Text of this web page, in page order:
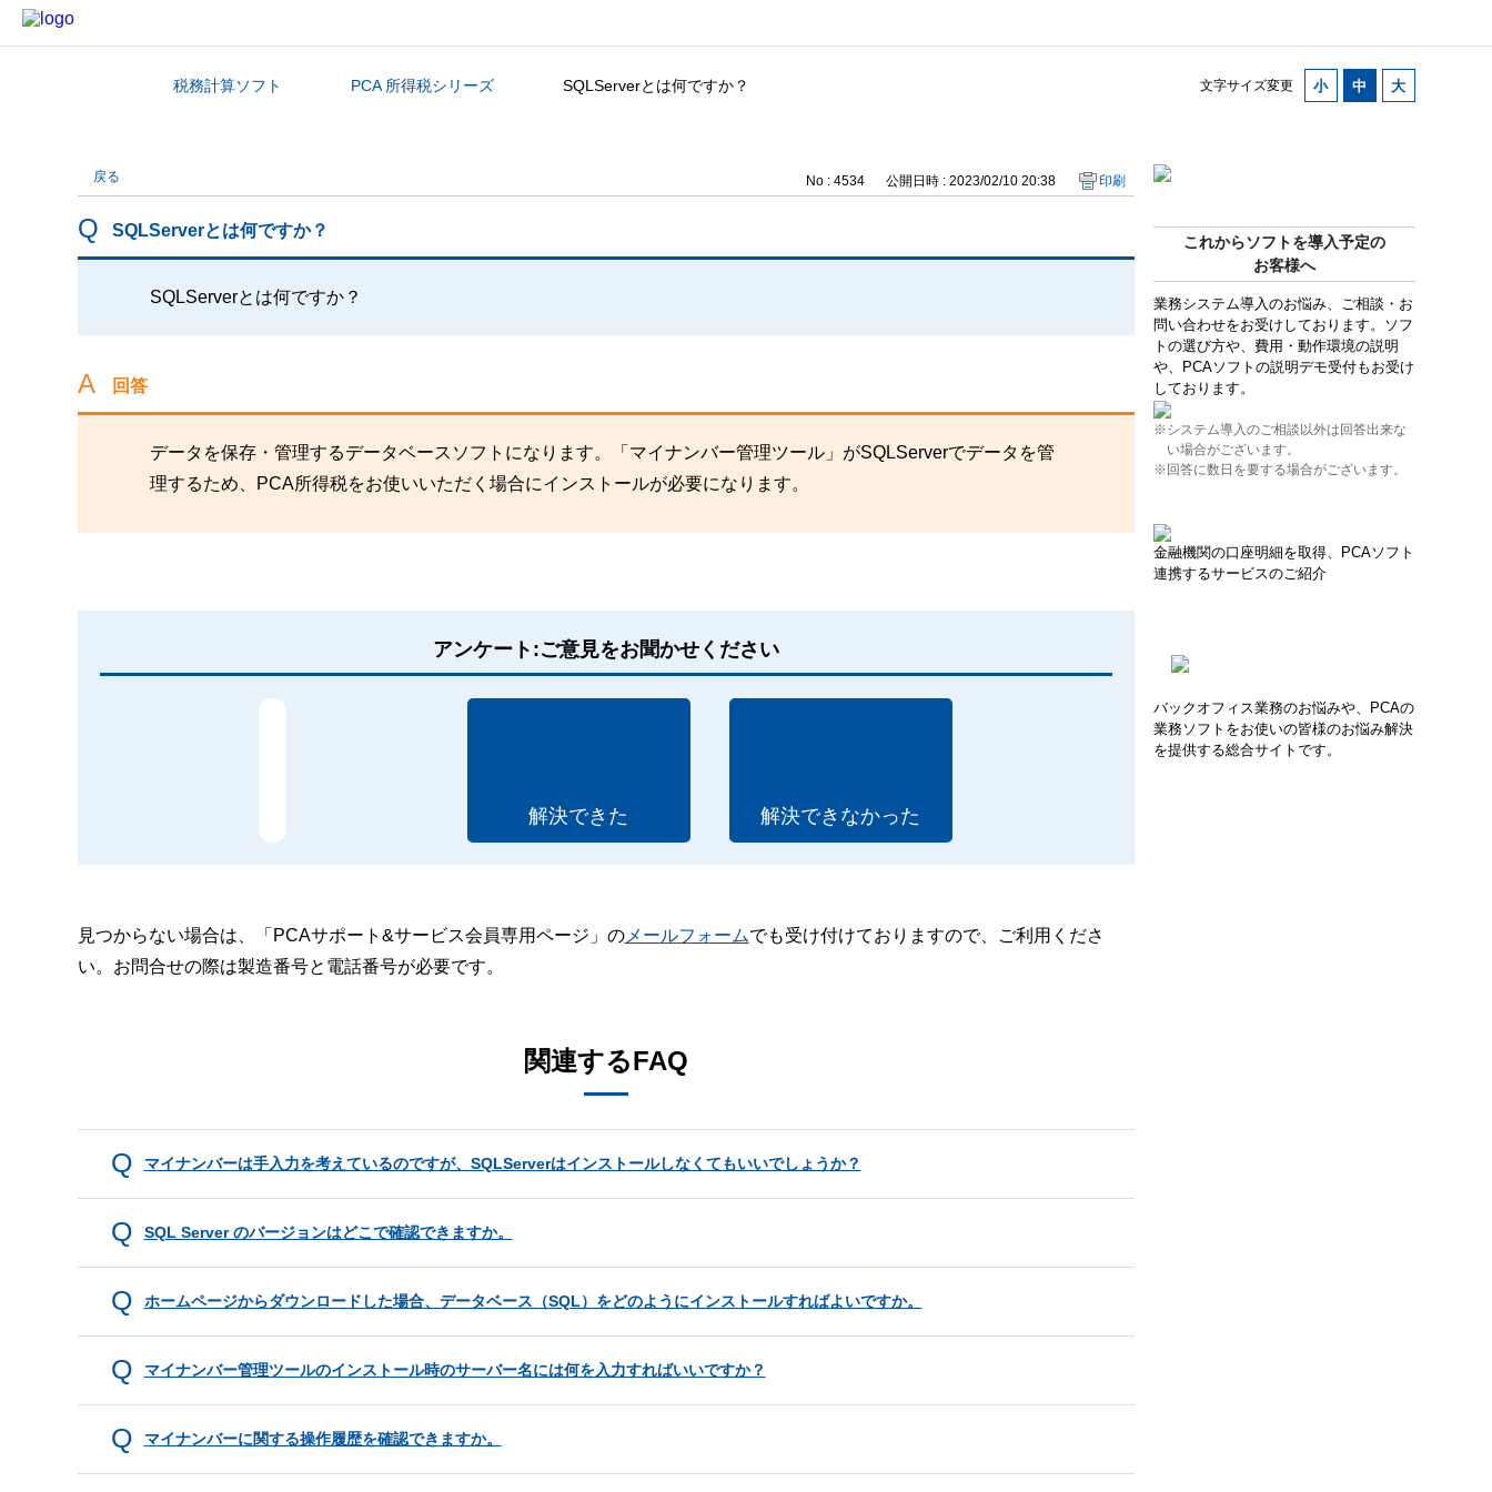
文字サイズ変更
カテゴリから探す税務計算ソフト PCA 所得税シリーズ SQLServerとは何ですか？
これからソフトを導入予定の
お客様へ
業務システム導入のお悩み、ご相談・お
問い合わせをお受けしております。ソフ
トの選び方や、費用・動作環境の説明
や、PCAソフトの説明デモ受付もお受け
しております。
※システム導入のご相談以外は回答出来な
い場合がございます。
※回答に数日を要する場合がございます。
金融機関の口座明細を取得、PCAソフト
連携するサービスのご紹介
バックオフィス業務のお悩みや、PCAの
業務ソフトをお使いの皆様のお悩み解決
を提供する総合サイトです。
戻る No : 4534 公開日時 : 2023/02/10 20:38 印刷
SQLServerとは何ですか？
SQLServerとは何ですか？
回答
データを保存・管理するデータベースソフトになります。「マイナンバー管理ツール」がSQLServerでデータを管
理するため、PCA所得税をお使いいただく場合にインストールが必要になります。
アンケート:ご意見をお聞かせください
解決できた 解決できなかった
見つからない場合は、「PCAサポート&サービス会員専用ページ」のメールフォームでも受け付けておりますので、ご利用くださ
い。お問合せの際は製造番号と電話番号が必要です。
関連するFAQ
マイナンバーは手入力を考えているのですが、SQLServerはインストールしなくてもいいでしょうか？
SQL Server のバージョンはどこで確認できますか。
ホームページからダウンロードした場合、データベース（SQL）をどのようにインストールすればよいですか。
マイナンバー管理ツールのインストール時のサーバー名には何を入力すればいいですか？
マイナンバーに関する操作履歴を確認できますか。